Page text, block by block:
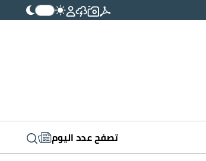
تصفح عدد اليوم